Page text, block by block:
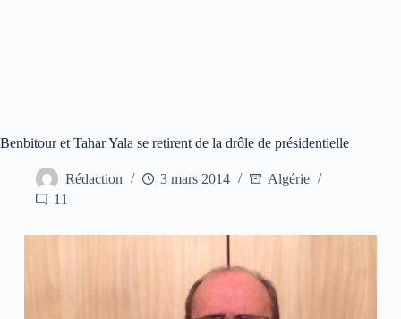
Benbitour et Tahar Yala se retirent de la drôle de présidentielle
Rédaction 3 mars 2014
Algérie
11